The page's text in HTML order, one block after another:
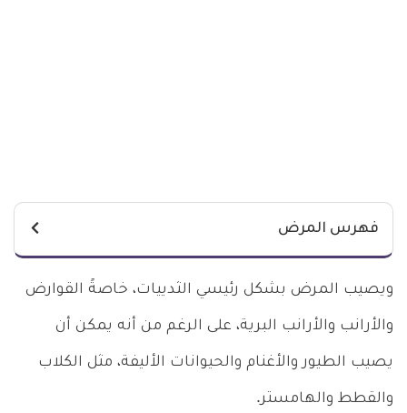
فهرس المرض
ويصيب المرض بشكل رئيسي الثدييات، خاصةً القوارض
والأرانب والأرانب البرية، على الرغم من أنه يمكن أن
يصيب الطيور والأغنام والحيوانات الأليفة، مثل الكلاب
والقطط والهامستر.